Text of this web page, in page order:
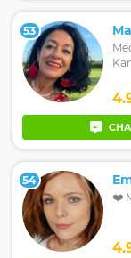
53
Médium. "Au
54
❤️